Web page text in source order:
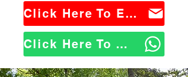
Click Here To Email Us
Click Here To WhatsApp Us